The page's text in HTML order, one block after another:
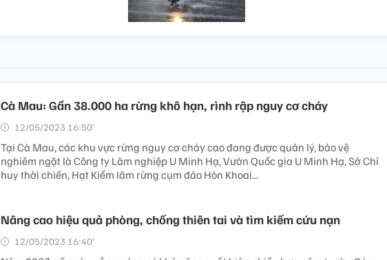
Cà Mau: Gần 38.000 ha rừng khô hạn, rình rập nguy cơ cháy
12/05/2023 16:50’
Tại Cà Mau, các khu vực rừng nguy cơ cháy cao đang được quản lý, bảo vệ
nghiêm ngặt là Công ty Lâm nghiệp U Minh Hạ, Vườn Quốc gia U Minh Hạ, Sở Chỉ
huy thời chiến, Hạt Kiểm lâm rừng cụm đảo Hòn Khoai...
Nâng cao hiệu quả phòng, chống thiên tai và tìm kiếm cứu nạn
12/05/2023 16:40’